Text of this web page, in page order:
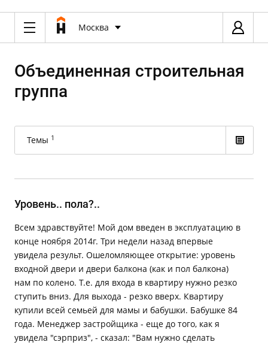
Москва
Объединенная строительная
группа
Темы 1
Уровень.. пола?..
Всем здравствуйте! Мой дом введен в эксплуатацию в
конце ноября 2014г. Три недели назад впервые
увидела результ. Ошеломляющее открытие: уровень
входной двери и двери балкона (как и пол балкона)
нам по колено. Т.е. для входа в квартиру нужно резко
ступить вниз. Для выхода - резко вверх. Квартиру
купили всей семьей для мамы и бабушки. Бабушке 84
года. Менеджер застройщика - еще до того, как я
увидела "сэрприз", - сказал: "Вам нужно сделать